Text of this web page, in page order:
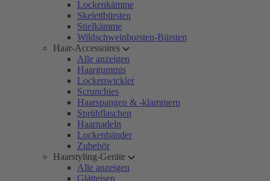
Lockenkämme
Skelettbürsten
Stielkämme
Wildschweinborsten-Bürsten
Haar-Accessoires
Alle anzeigen
Haargummis
Lockenwickler
Scrunchies
Haarspangen & -klammern
Sprühflaschen
Haarnadeln
Lockenbänder
Zubehör
Haarstyling-Geräte
Alle anzeigen
Glätteisen